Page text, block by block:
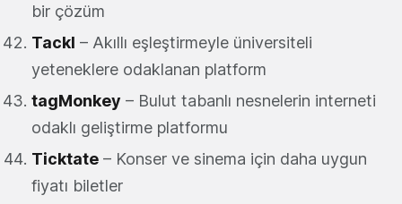
bir çözüm
Tackl – Akıllı eşleştirmeyle üniversiteli
yeteneklere odaklanan platform
tagMonkey – Bulut tabanlı nesnelerin interneti
odaklı geliştirme platformu
Ticktate – Konser ve sinema için daha uygun
fiyatı biletler